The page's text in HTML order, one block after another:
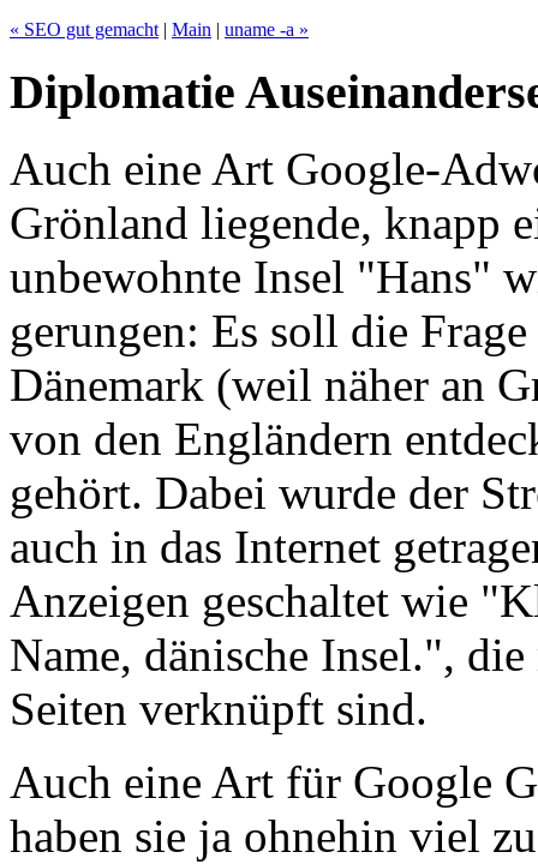
« SEO gut gemacht | Main | uname -a »
Diplomatie
Auch eine Art Google-
Grönland liegende, knapp
unbewohnte Insel "Hans"
gerungen: Es soll die
Dänemark (weil näher an
von den Engländern
gehört. Dabei wurde der
auch in das Internet
Anzeigen geschaltet wie
Name, dänische Insel.",
Seiten verknüpft sind.
Auch eine Art für Google
haben sie ja ohnehin viel